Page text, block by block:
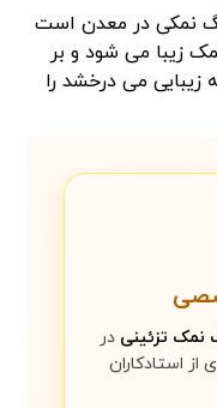
نمکی در معدن است
زیبا می شود و بر
زیبایی می درخشد را
نمک تزئینی در
از استادکاران